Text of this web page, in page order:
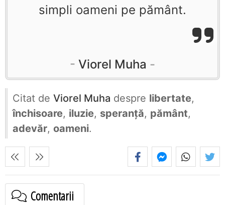
simpli oameni pe pământ.
Viorel Muha
Citat de Viorel Muha despre libertate,
închisoare, iluzie, speranță, pământ,
adevăr, oameni.
Comentarii